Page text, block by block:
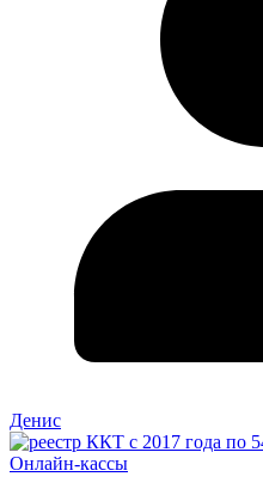
Денис
Онлайн-кассы